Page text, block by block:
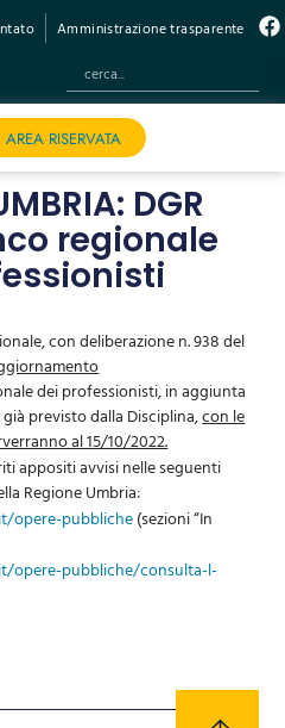
Amministrazione trasparente
AREA RISERVATA
DGR
regionale
con deliberazione n. 938 del
dei professionisti, in aggiunta
previsto dalla Disciplina,con le
al 15/10/2022.
appositi avvisi nelle seguenti
Regione Umbria:
opere-pubbliche(sezioni “In
opere-pubbliche/consulta-l-